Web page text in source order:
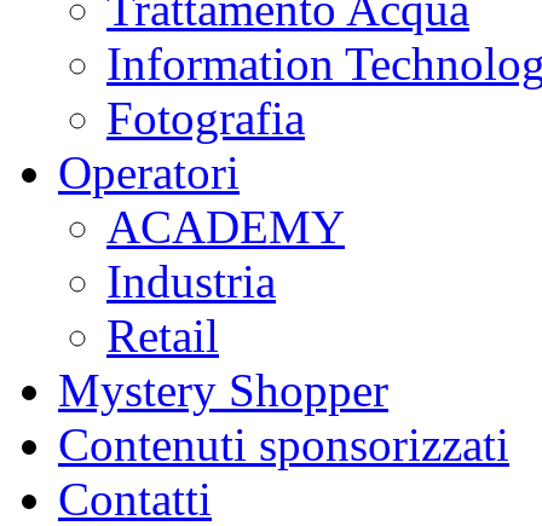
Information
Fotografia
Operatori
ACADEMY
Industria
Retail
Mystery Shopper
Contenuti sponsorizzati
Contatti